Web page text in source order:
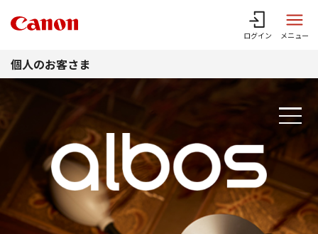
ログイン メニュー
個人のお客さま
ABOUT